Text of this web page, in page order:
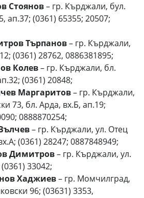
Стоянов– гр. Кърджали, бул.
ап.37; (0361) 65355; 20507;
Търпанов– гр. Кърджали,
(0361) 28762, 0886381895;
Колев– гр. Кърджали, бл.
(0361) 20848;
Маргаритов– гр. Кърджали,
73, бл. Арда, вх.Б, ап.19;
0888870254;
– гр. Кърджали, ул. Отец
(0361) 28247; 0887848949;
Димитров– гр. Кърджали, ул.
33042;
Хаджиев– гр. Момчилград,
96; (03631) 3353,